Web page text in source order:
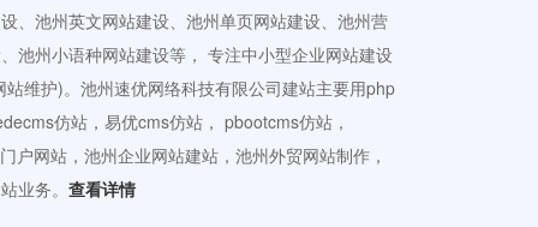
、池州英文网站建设、池州单页网站建设、池州营
池州小语种网站建设等， 专注中小型企业网站建设
维护)。池州速优网络科技有限公司建站主要用php
仿站，易优cms仿站， pbootcms仿站，
户网站，池州企业网站建站，池州外贸网站制作，
业务。 查看详情